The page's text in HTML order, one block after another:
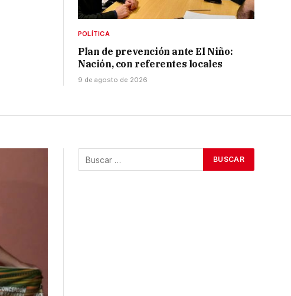
POLÍTICA
Plan de prevención ante El Niño:
Nación, con referentes locales
9 de agosto de 2026